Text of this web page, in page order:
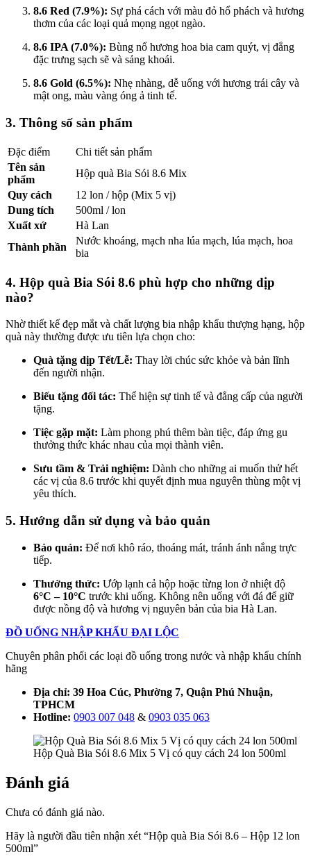
8.6 Red (7.9%): Sự phá cách với màu đỏ hổ phách và hương
thơm của các loại quả mọng ngọt ngào.
8.6 IPA (7.0%): Bùng nổ hương hoa bia cam quýt, vị đắng
đặc trưng sạch sẽ và sảng khoái.
8.6 Gold (6.5%): Nhẹ nhàng, dễ uống với hương trái cây và
mật ong, màu vàng óng ả tinh tế.
3. Thông số sản phẩm
Đặc điểm
Chi tiết sản phẩm
Tên sản
phẩm
Hộp quà Bia Sói 8.6 Mix
Quy cách
12 lon / hộp (Mix 5 vị)
Dung tích
500ml / lon
Xuất xứ
Hà Lan
Thành phần
Nước khoáng, mạch nha lúa mạch, lúa mạch, hoa
bia
4. Hộp quà Bia Sói 8.6 phù hợp cho những dịp
nào?
Nhờ thiết kế đẹp mắt và chất lượng bia nhập khẩu thượng hạng, hộp
quà này thường được ưu tiên lựa chọn cho:
Quà tặng dịp Tết/Lễ: Thay lời chúc sức khỏe và bản lĩnh
đến người nhận.
Biếu tặng đối tác: Thể hiện sự tinh tế và đẳng cấp của người
tặng.
Tiệc gặp mặt: Làm phong phú thêm bàn tiệc, đáp ứng gu
thưởng thức khác nhau của mọi thành viên.
Sưu tầm & Trải nghiệm: Dành cho những ai muốn thử hết
các vị của 8.6 trước khi quyết định mua nguyên thùng một vị
yêu thích.
5. Hướng dẫn sử dụng và bảo quản
Bảo quản: Để nơi khô ráo, thoáng mát, tránh ánh nắng trực
tiếp.
Thưởng thức: Ướp lạnh cả hộp hoặc từng lon ở nhiệt độ
6°C – 10°C trước khi uống. Không nên uống với đá để giữ
được nồng độ và hương vị nguyên bản của bia Hà Lan.
ĐỒ UỐNG NHẬP KHẨU ĐẠI LỘC
Chuyên phân phối các loại đồ uống trong nước và nhập khẩu chính
hãng
Địa chỉ: 39 Hoa Cúc, Phường 7, Quận Phú Nhuận,
TPHCM
Hotline: 0903 007 048 & 0903 035 063
Hộp Quà Bia Sói 8.6 Mix 5 Vị có quy cách 24 lon 500ml
Đánh giá
Chưa có đánh giá nào.
Hãy là người đầu tiên nhận xét “Hộp quà Bia Sói 8.6 – Hộp 12 lon
500ml”